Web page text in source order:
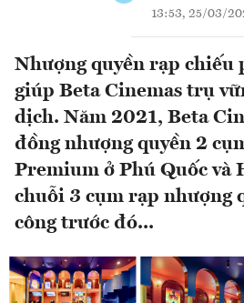
13:53, 25/03/
Nhượng quyền rạp chiếu
giúp Beta Cinemas trụ
dịch. Năm 2021, Beta
đồng nhượng quyền 2
Premium ở Phú Quốc và
chuỗi 3 cụm rạp nhượng
công trước đó...